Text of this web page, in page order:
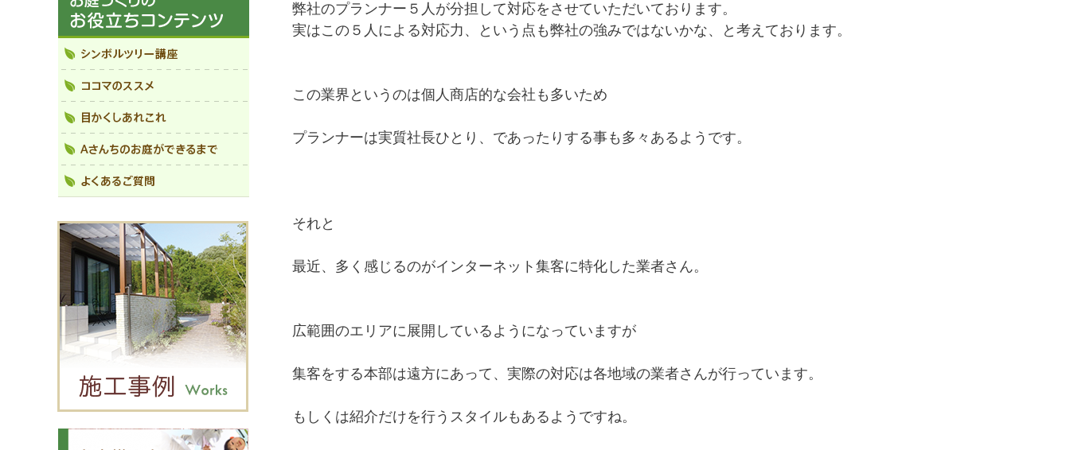
弊社のプランナー５人が分担して対応をさせていただいております。
実はこの５人による対応力、という点も弊社の強みではないかな、と考えております。
この業界というのは個人商店的な会社も多いため
プランナーは実質社長ひとり、であったりする事も多々あるようです。
それと
最近、多く感じるのがインターネット集客に特化した業者さん。
広範囲のエリアに展開しているようになっていますが
集客をする本部は遠方にあって、実際の対応は各地域の業者さんが行っています。
もしくは紹介だけを行うスタイルもあるようですね。